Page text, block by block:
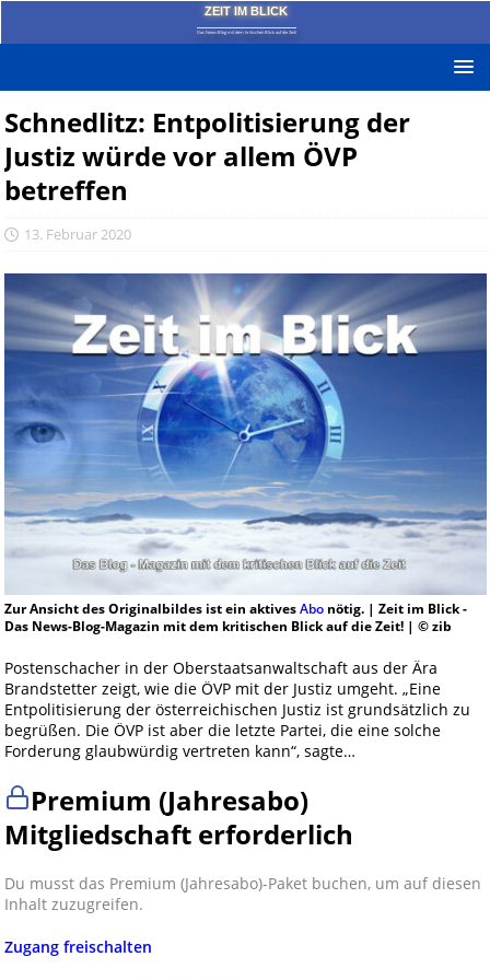
ZEIT IM BLICK
Das News-Blog mit dem kritischen Blick auf die Zeit!
Schnedlitz: Entpolitisierung der
Justiz würde vor allem ÖVP
betreffen
13. Februar 2020
Zur Ansicht des Originalbildes ist ein aktivesAbonötig. | Zeit im Blick -
Das News-Blog-Magazin mit dem kritischen Blick auf die Zeit! | © zib
Postenschacher in der Oberstaatsanwaltschaft aus der Ära
Brandstetter zeigt, wie die ÖVP mit der Justiz umgeht. „Eine
Entpolitisierung der österreichischen Justiz ist grundsätzlich zu
begrüßen. Die ÖVP ist aber die letzte Partei, die eine solche
Forderung glaubwürdig vertreten kann“, sagte…
Premium (Jahresabo)
Mitgliedschaft erforderlich
Du musst das Premium (Jahresabo)-Paket buchen, um auf diesen
Inhalt zuzugreifen.
Zugang freischalten